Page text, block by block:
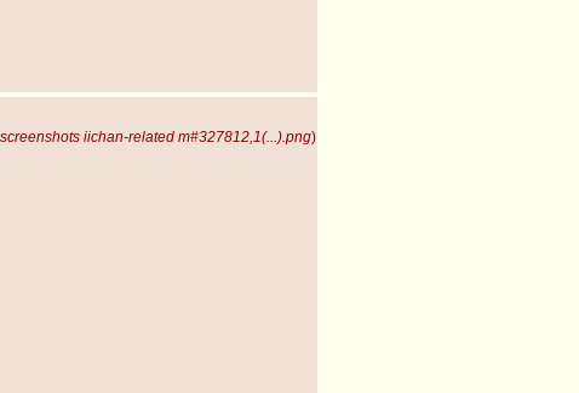
iichan-related m#327812,1(...).png)